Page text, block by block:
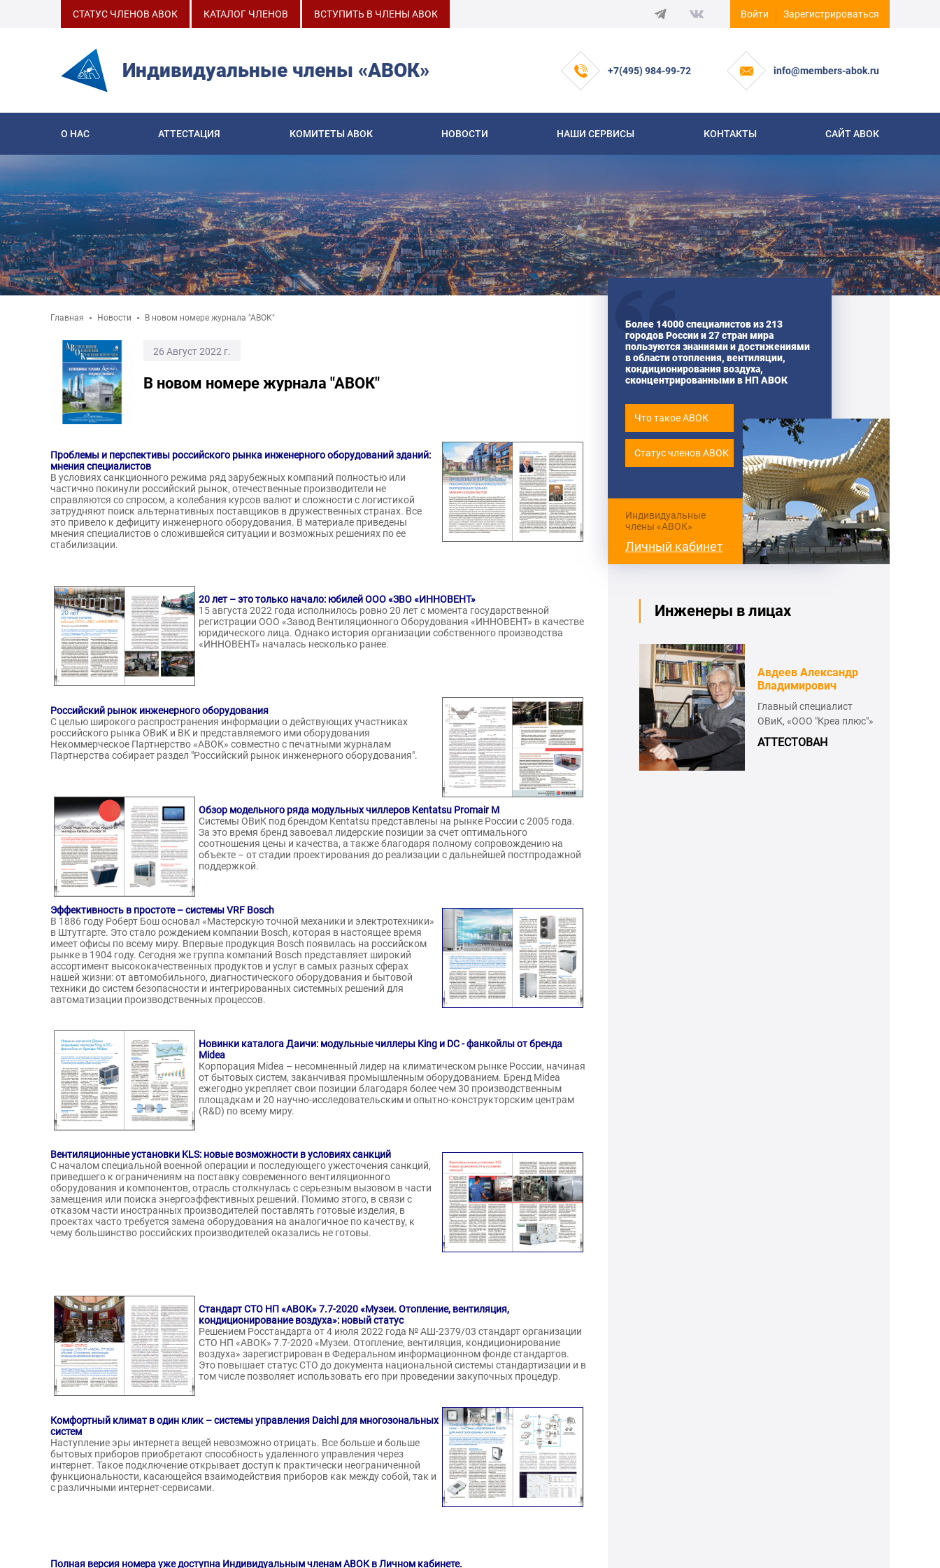
СТАТУС ЧЛЕНОВ АВОК КАТАЛОГ ЧЛЕНОВ ВСТУПИТЬ В ЧЛЕНЫ АВОК Войти Зарегистрироваться
Индивидуальные члены «АВОК» +7(495) 984-99-72 info@members-abok.ru
О НАС АТТЕСТАЦИЯ КОМИТЕТЫ АВОК НОВОСТИ НАШИ СЕРВИСЫ КОНТАКТЫ САЙТ АВОК
Главная Новости В новом номере журнала "АВОК"
26 Август 2022 г.
В новом номере журнала "АВОК"
Проблемы и перспективы российского рынка инженерного оборудований зданий:
мнения специалистов
В условиях санкционного режима ряд зарубежных компаний полностью или
частично покинули российский рынок, отечественные производители не
справляются со спросом, а колебания курсов валют и сложности с логистикой
затрудняют поиск альтернативных поставщиков в дружественных странах. Все
это привело к дефициту инженерного оборудования. В материале приведены
мнения специалистов о сложившейся ситуации и возможных решениях по ее
стабилизации.
20 лет – это только начало: юбилей ООО «ЗВО «ИННОВЕНТ»
15 августа 2022 года исполнилось ровно 20 лет с момента государственной
регистрации ООО «Завод Вентиляционного Оборудования «ИННОВЕНТ» в качестве
юридического лица. Однако история организации собственного производства
«ИННОВЕНТ» началась несколько ранее.
Российский рынок инженерного оборудования
С целью широкого распространения информации о действующих участниках
российского рынка ОВиК и ВК и представляемого ими оборудования
Некоммерческое Партнерство «АВОК» совместно с печатными журналам
Партнерства собирает раздел "Российский рынок инженерного оборудования".
Обзор модельного ряда модульных чиллеров Kentatsu Promair M
Системы ОВиК под брендом Kentatsu представлены на рынке России с 2005 года.
За это время бренд завоевал лидерские позиции за счет оптимального
соотношения цены и качества, а также благодаря полному сопровождению на
объекте – от стадии проектирования до реализации с дальнейшей постпродажной
поддержкой.
Эффективность в простоте – системы VRF Bosch
В 1886 году Роберт Бош основал «Мастерскую точной механики и электротехники»
в Штутгарте. Это стало рождением компании Bosch, которая в настоящее время
имеет офисы по всему миру. Впервые продукция Bosch появилась на российском
рынке в 1904 году. Сегодня же группа компаний Bosch представляет широкий
ассортимент высококачественных продуктов и услуг в самых разных сферах
нашей жизни: от автомобильного, диагностического оборудования и бытовой
техники до систем безопасности и интегрированных системных решений для
автоматизации производственных процессов.
Новинки каталога Даичи: модульные чиллеры King и DC - фанкойлы от бренда
Midea
Корпорация Midea – несомненный лидер на климатическом рынке России, начиная
от бытовых систем, заканчивая промышленным оборудованием. Бренд Midea
ежегодно укрепляет свои позиции благодаря более чем 30 производственным
площадкам и 20 научно-исследовательским и опытно-конструкторским центрам
(R&D) по всему миру.
Вентиляционные установки KLS: новые возможности в условиях санкций
С началом специальной военной операции и последующего ужесточения санкций,
приведшего к ограничениям на поставку современного вентиляционного
оборудования и компонентов, отрасль столкнулась с серьезным вызовом в части
замещения или поиска энергоэффективных решений. Помимо этого, в связи с
отказом части иностранных производителей поставлять готовые изделия, в
проектах часто требуется замена оборудования на аналогичное по качеству, к
чему большинство российских производителей оказались не готовы.
Стандарт СТО НП «АВОК» 7.7-2020 «Музеи. Отопление, вентиляция,
кондиционирование воздуха»: новый статус
Решением Росстандарта от 4 июля 2022 года № АШ-2379/03 стандарт организации
СТО НП «АВОК» 7.7-2020 «Музеи. Отопление, вентиляция, кондиционирование
воздуха» зарегистрирован в Федеральном информационном фонде стандартов.
Это повышает статус СТО до документа национальной системы стандартизации и в
том числе позволяет использовать его при проведении закупочных процедур.
Комфортный климат в один клик – системы управления Daichi для многозональных
систем
Наступление эры интернета вещей невозможно отрицать. Все больше и больше
бытовых приборов приобретают способность удаленного управления через
интернет. Такое подключение открывает доступ к практически неограниченной
функциональности, касающейся взаимодействия приборов как между собой, так и
с различными интернет-сервисами.
Полная версия номера уже доступна Индивидуальным членам АВОК вЛичном кабинете.
Более 14000 специалистов из 213
городов России и 27 стран мира
пользуются знаниями и достижениями
в области отопления, вентиляции,
кондиционирования воздуха,
сконцентрированными в НП АВОК
Что такое АВОК
Статус членов АВОК
Индивидуальные
члены «АВОК»
Личный кабинет
Инженеры в лицах
Сузенко Алексей
Валерьевич
директор,
«Климатическая
Компания Озон»
«СРО Союз "ИСЗС-
Проект"»
Инженер, «НП "АВОК"»
АТТЕСТОВАН
Авдеев Александр
Владимирович
Главный специалист
ОВиК, «ООО "Креа плюс"»
АТТЕСТОВАН